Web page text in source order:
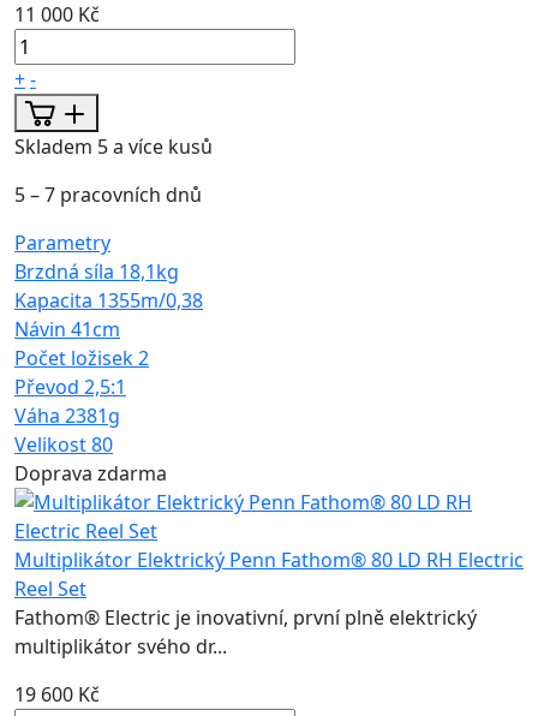
11 000 Kč
+-
Skladem 5 a více kusů
5 – 7 pracovních dnů
Parametry
Brzdná síla 18,1kg
Kapacita 1355m/0,38
Návin 41cm
Počet ložisek2
Převod 2,5:1
Váha 2381g
Velikost80
Doprava zdarma
Multiplikátor Elektrický Penn Fathom® 80 LD RH Electric
Reel Set
Fathom® Electric je inovativní, první plně elektrický
multiplikátor svého dr...
19 600 Kč